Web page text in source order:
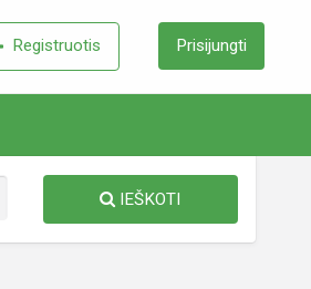
Registruotis Prisijungti
IEŠKOTI